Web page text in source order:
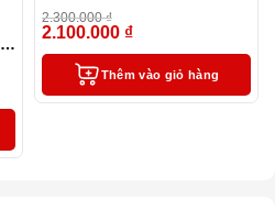
2.300.000₫
2.100.000 ₫
Thêm vào giỏ hàng